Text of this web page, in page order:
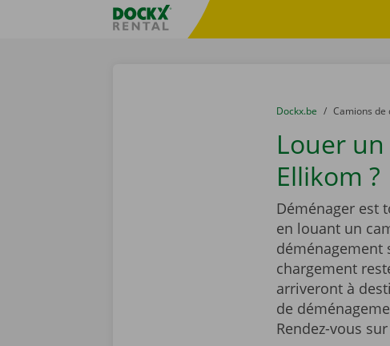
sitename
You are here:
du
Dockx.be to
Camions
Louer
Ellikom ?
Déménager est
en louant un
déménagement
chargement
arriveront à
de
Rendez-vous